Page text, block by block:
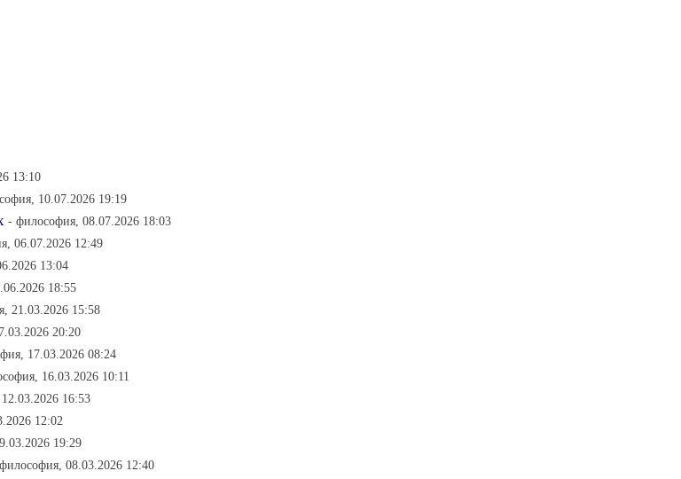
13:10
10.07.2026 19:19
- философия, 08.07.2026 18:03
06.07.2026 12:49
13:04
18:55
21.03.2026 15:58
20:20
17.03.2026 08:24
16.03.2026 10:11
16:53
12:02
19:29
08.03.2026 12:40